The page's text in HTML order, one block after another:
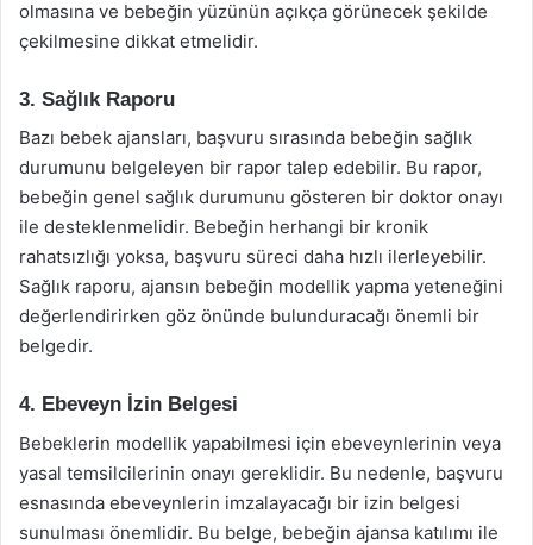
olmasına ve bebeğin yüzünün açıkça görünecek şekilde
çekilmesine dikkat etmelidir.
3. Sağlık Raporu
Bazı bebek ajansları, başvuru sırasında bebeğin sağlık
durumunu belgeleyen bir rapor talep edebilir. Bu rapor,
bebeğin genel sağlık durumunu gösteren bir doktor onayı
ile desteklenmelidir. Bebeğin herhangi bir kronik
rahatsızlığı yoksa, başvuru süreci daha hızlı ilerleyebilir.
Sağlık raporu, ajansın bebeğin modellik yapma yeteneğini
değerlendirirken göz önünde bulunduracağı önemli bir
belgedir.
4. Ebeveyn İzin Belgesi
Bebeklerin modellik yapabilmesi için ebeveynlerinin veya
yasal temsilcilerinin onayı gereklidir. Bu nedenle, başvuru
esnasında ebeveynlerin imzalayacağı bir izin belgesi
sunulması önemlidir. Bu belge, bebeğin ajansa katılımı ile